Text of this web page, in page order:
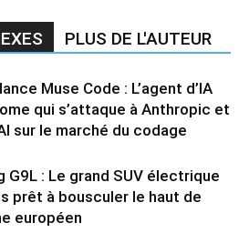
PLUS DE L'AUTEUR
Muse Code : L’agent d’IA
qui s’attaque à Anthropic et
sur le marché du codage
G9L : Le grand SUV électrique
prêt à bousculer le haut de
européen